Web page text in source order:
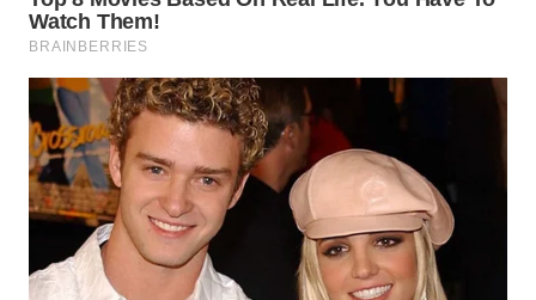
WN
MANDALIKA
WN
LIKUPANG
WN
LABUANBAJO